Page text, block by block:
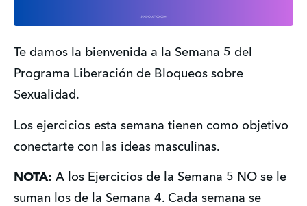
Te damos la bienvenida a la Semana 5 del
Programa Liberación de Bloqueos sobre
Sexualidad.
Los ejercicios esta semana tienen como objetivo
conectarte con las ideas masculinas.
NOTA: A los Ejercicios de la Semana 5 NO se le
suman los de la Semana 4. Cada semana se